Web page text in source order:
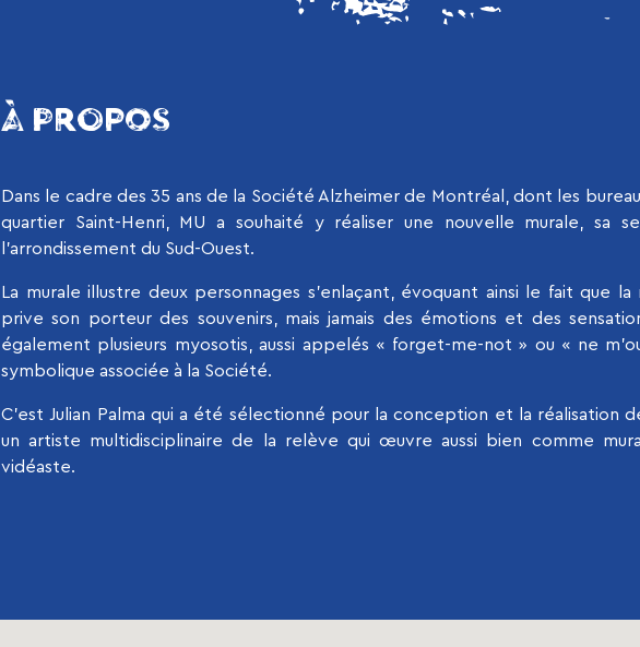
À PROPOS
Dans le cadre des 35 ans de la Société Alzheimer de Montréal, dont les
quartier Saint-Henri, MU a souhaité y réaliser une nouvelle murale, sa
l’arrondissement du Sud-Ouest.
La murale illustre deux personnages s’enlaçant, évoquant ainsi le fait que la
prive son porteur des souvenirs, mais jamais des émotions et des
également plusieurs myosotis, aussi appelés « forget-me-not » ou « ne
symbolique associée à la Société.
C’est Julian Palma qui a été sélectionné pour la conception et la réalisation
un artiste multidisciplinaire de la relève qui œuvre aussi bien comme
vidéaste.